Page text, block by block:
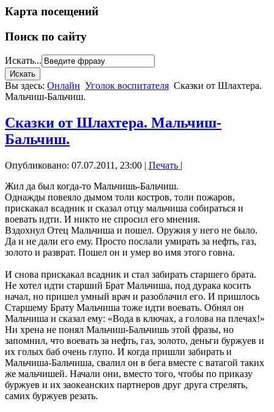
Карта посещений
Поиск по сайту
Искать...
Вы здесь: Онлайн Уголок воспитателя Сказки от Шлахтера.
Мальчиш-Бальчиш.
Сказки от Шлахтера. Мальчиш-
Бальчиш.
Опубликовано: 07.07.2011, 23:00 | Печать |
Жил да был когда-то Мальчишь-Бальчиш.
Однажды повеяло дымом толи костров, толи пожаров,
прискакал всадник и сказал отцу мальчиша собираться и
воевать идти. И никто не спросил его мнения.
Вздохнул Отец Мальчиша и пошел. Оружия у него не было.
Да и не дали его ему. Просто послали умирать за нефть, газ,
золото и разврат. Пошел он и умер во имя этого говна.
И снова прискакал всадник и стал забирать старшего брата.
Не хотел идти старший Брат Мальчиша, под дурака косить
начал, но пришел умный врач и разоблачил его. И пришлось
Старшему Брату Мальчиша тоже идти воевать. Обнял он
Мальчиша и сказал ему: «Вода в ключах, а голова на плечах!»
Ни хрена не понял Мальчиш-Бальчишь этой фразы, но
запомнил, что воевать за нефть, газ, золото, деньги буржуев и
их голых баб очень глупо. И когда пришли забирать и
Мальчиша-Бальчиша, свалил он в бега вместе с ватагой таких
же мальчишей. Начали они, вместо того, чтобы по приказу
буржуев и их заокеанских партнеров друг друга стрелять,
самих буржуев резать.